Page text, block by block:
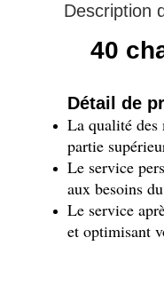
Description
40
Détail de
La qualité des
partie
Le service
aux besoins
Le service
et optimisant